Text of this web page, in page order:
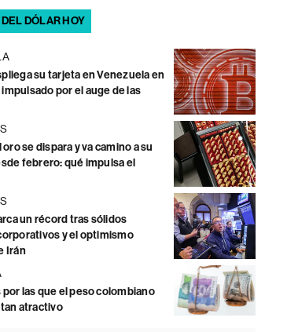
DÓLAR HOY
su tarjeta en Venezuela en
por el auge de las
se dispara y va camino a su
febrero: qué impulsa el
un récord tras sólidos
y el optimismo
Irán
por las que el peso colombiano
atractivo